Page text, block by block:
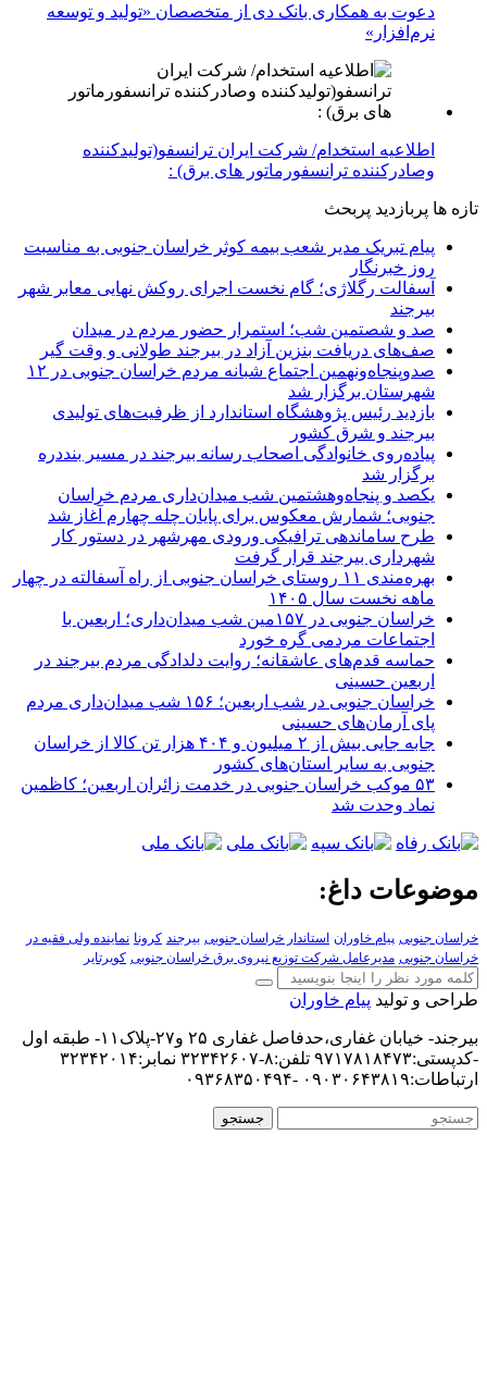
دعوت به همکاری بانک دی از متخصصان «تولید و توسعه
نرم‌افزار»
اطلاعیه استخدام/ شرکت ایران ترانسفو(تولیدکننده
وصادرکننده ترانسفورماتور های برق) :
تازه ها پربازدید پربحث
پیام تبریک مدیر شعب بیمه کوثر خراسان جنوبی به مناسبت
روز خبرنگار
آسفالت رگلاژی؛ گام نخست اجرای روکش نهایی معابر شهر
بیرجند
صد و شصتمین شب؛ استمرار حضور مردم در میدان
صف‌های دریافت بنزین آزاد در بیرجند طولانی و وقت گیر
صدوپنجاه‌ونهمین اجتماع شبانه مردم خراسان جنوبی در ۱۲
شهرستان برگزار شد
بازدید رئیس پژوهشگاه استاندارد از ظرفیت‌های تولیدی
بیرجند و شرق کشور
پیاده‌روی خانوادگی اصحاب رسانه بیرجند در مسیر بنددره
برگزار شد
یکصد و پنجاه‌وهشتمین شب میدان‌داری مردم خراسان
جنوبی؛ شمارش معکوس برای پایان چله چهارم آغاز شد
طرح ساماندهی ترافیکی ورودی مهرشهر در دستور کار
شهرداری بیرجند قرار گرفت
بهره‌مندی ۱۱ روستای خراسان جنوبی از راه آسفالته در چهار
ماهه نخست سال ۱۴۰۵
خراسان جنوبی در ۱۵۷مین شب میدان‌داری؛ اربعین با
اجتماعات مردمی گره خورد
حماسه قدم‌های عاشقانه؛ روایت دلدادگی مردم بیرجند در
اربعین حسینی
خراسان جنوبی در شب اربعین؛ ۱۵۶ شب میدان‌داری مردم
پای آرمان‌های حسینی
جابه جایی بیش از ۲ میلیون و ۴۰۴ هزار تن کالا از خراسان
جنوبی به سایر استان‌های کشور
۵۳ موکب خراسان جنوبی در خدمت زائران اربعین؛ کاظمین
نماد وحدت شد
موضوعات داغ:
خراسان جنوبی پیام خاوران استاندار خراسان جنوبی بیرجند کرونا نماینده ولی فقیه در
خراسان جنوبی مدیرعامل شرکت توزیع نیروی برق خراسان جنوبی کویرتایر
طراحی و تولید پیام خاوران
بیرجند- خیابان غفاری،حدفاصل غفاری ۲۵ و۲۷-پلاک۱۱- طبقه اول
-کدپستی:۹۷۱۷۸۱۸۴۷۳ تلفن:۸-۳۲۳۴۲۶۰۷ نمابر:۳۲۳۴۲۰۱۴
ارتباطات:۰۹۰۳۰۶۴۳۸۱۹ -۰۹۳۶۸۳۵۰۴۹۴
جستجو